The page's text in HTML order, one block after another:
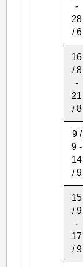
-
28
/ 6
16
/ 8
-
21
/ 8
9 /
9 -
14
/ 9
15
/ 9
-
17
/ 9